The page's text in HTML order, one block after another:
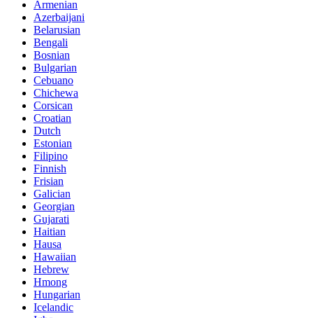
Armenian
Azerbaijani
Belarusian
Bengali
Bosnian
Bulgarian
Cebuano
Chichewa
Corsican
Croatian
Dutch
Estonian
Filipino
Finnish
Frisian
Galician
Georgian
Gujarati
Haitian
Hausa
Hawaiian
Hebrew
Hmong
Hungarian
Icelandic